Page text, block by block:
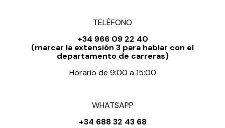
TELÉFONO
+34 966 09 22 40
(marcar la extensión 3 para hablar con el
departamento de carreras)
Horario de 9:00 a 15:00
WHATSAPP
+34 688 32 43 68